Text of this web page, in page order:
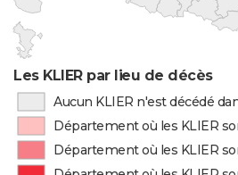
Les KLIER par lieu de décès
Aucun KLIER n'est décédé
Département où les KLIER
Département où les KLIER